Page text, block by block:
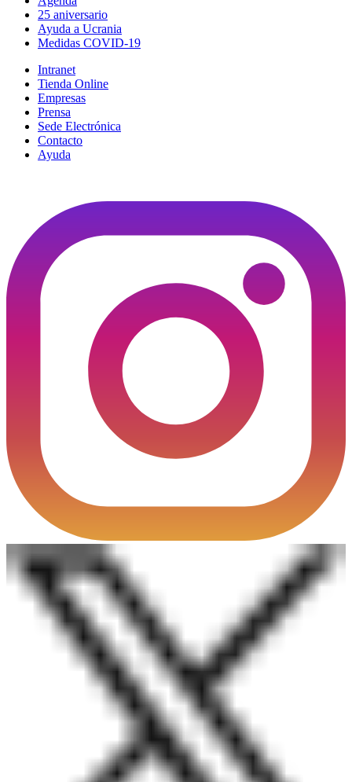
25 aniversario
Ayuda a Ucrania
Medidas COVID-19
Intranet
Tienda Online
Empresas
Prensa
Sede Electrónica
Contacto
Ayuda